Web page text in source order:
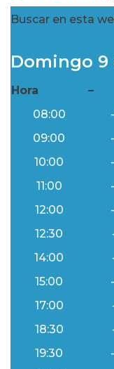
Buscar en esta
Domingo 9
Hora –
08:00
09:00
10:00
11:00
12:00
12:30
14:00
15:00
17:00
18:30
19:30